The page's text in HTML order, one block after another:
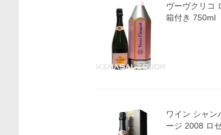
ヴーヴクリコ
箱付き 750ml
ワイン シャン
ージ 2008 ロ